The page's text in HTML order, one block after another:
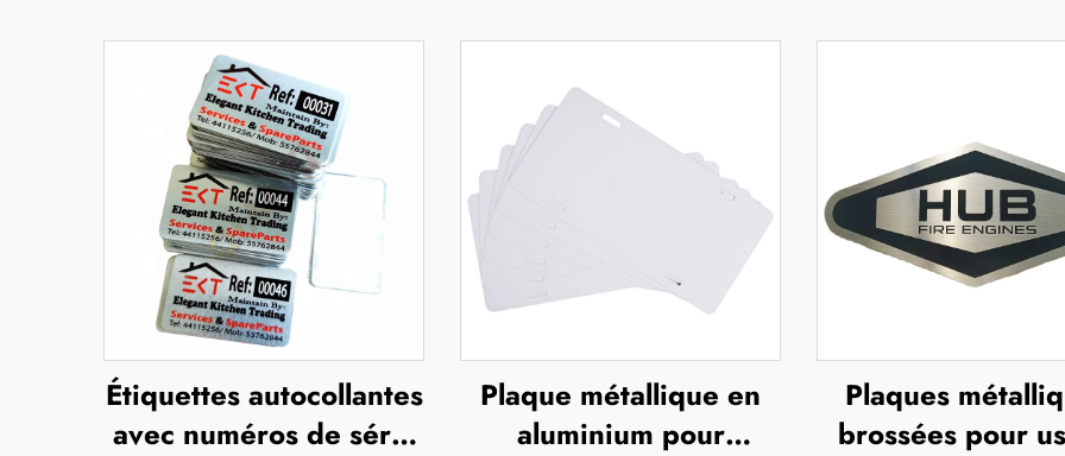
Étiquettes autocollantes
avec numéros de série
Plaque métallique en
aluminium pour
Plaques
brossées pour